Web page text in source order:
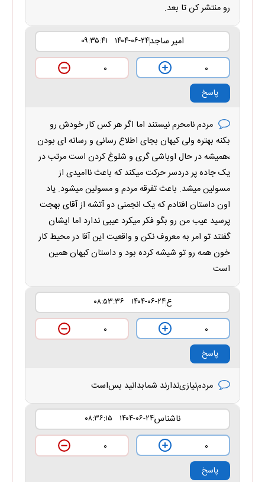
رو منتشر کن تا بعد.
امیر ساجد۱۴۰۴-۰۶-۲۴ ۰۹:۳۵:۴۱
۰
۰
پاسخ
مردم نامحرم نیستند اما اگر هر کس کار خودش رو
بکنه بهتره ولی کیهان بجای اطلاع رسانی و رسانه ای بودن
،همیشه در حال اوباشی گری و شلوغ کردن است مرتب در
یک جاده پر دردسر حرکت میکند که باعث ناامیدی از
مسولین میشد. باعث تفرقه مردم و مسولین میشود. یاد
اون داستان افتادم که یک انجمنی دو آتشه از آقای بهجت
پرسید عیب من رو بگو فکر میکرد عیبی ندارد اما ایشان
گفتند تو امر به معروف نکن و واقعیت این آقا در محیط کار
خون همه رو تو شیشه کرده بود و داستان کیهان همین
است
ع۱۴۰۴-۰۶-۲۴ ۰۸:۵۳:۳۶
۰
۰
پاسخ
مردم‌نیازی‌ندارند شما‌بدانید بس‌است
ناشناس۱۴۰۴-۰۶-۲۴ ۰۸:۳۶:۱۵
۰
۰
پاسخ